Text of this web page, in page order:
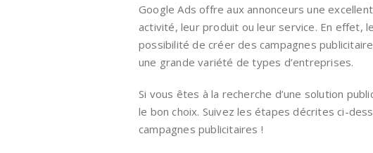
Google Ads offre aux annonceurs une
activité, leur produit ou leur service. En effet,
possibilité de créer des campagnes
une grande variété de types d’entreprises.
Si vous êtes à la recherche d’une solution
le bon choix. Suivez les étapes décrites ci-
campagnes publicitaires !